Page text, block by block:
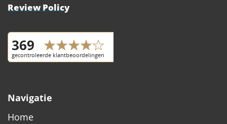
Review Policy
Navigatie
Home